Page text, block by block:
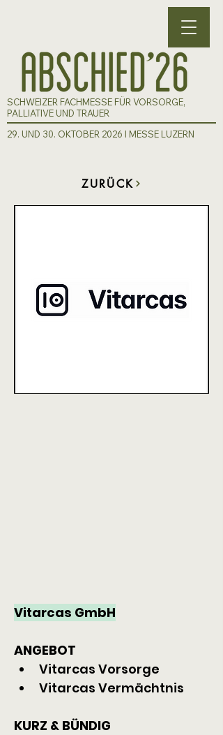
SCHWEIZER FACHMESSE FÜR VORSORGE,
PALLIATIVE UND TRAUER
29. UND 30. OKTOBER 2026 I MESSE LUZERN
ZURÜCK
Vitarcas GmbH
ANGEBOT
Vitarcas Vorsorge
Vitarcas Vermächtnis
KURZ & BÜNDIG